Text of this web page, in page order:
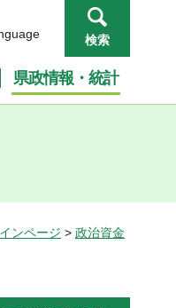
検索
県政情報・統計
ンページ > 政治資金